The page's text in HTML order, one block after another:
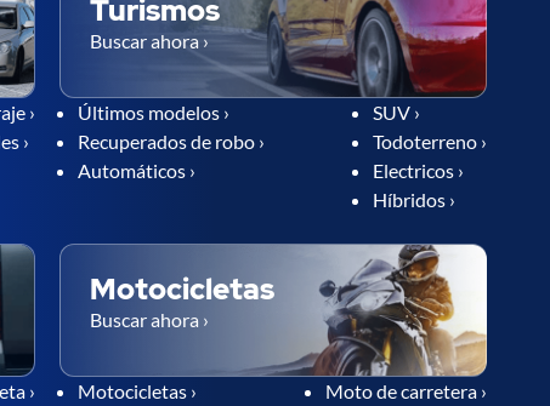
›
›
Turismos
Buscar ahora ›
Últimos modelos ›
Recuperados de robo ›
Automáticos ›
SUV ›
Todoterreno ›
Electricos ›
Híbridos ›
›
Motocicletas
Buscar ahora ›
Motocicletas ›
Moto de carretera ›